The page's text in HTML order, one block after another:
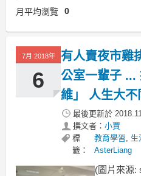
月平均瀏覽 0
7月 2018年
6
有人賣夜市雞
公室一輩子 ...
維」 人生大不
最後更新於
撰文者： 小賈
標
籤：
教育學習, 生
AsterLiang
(圖片來源: